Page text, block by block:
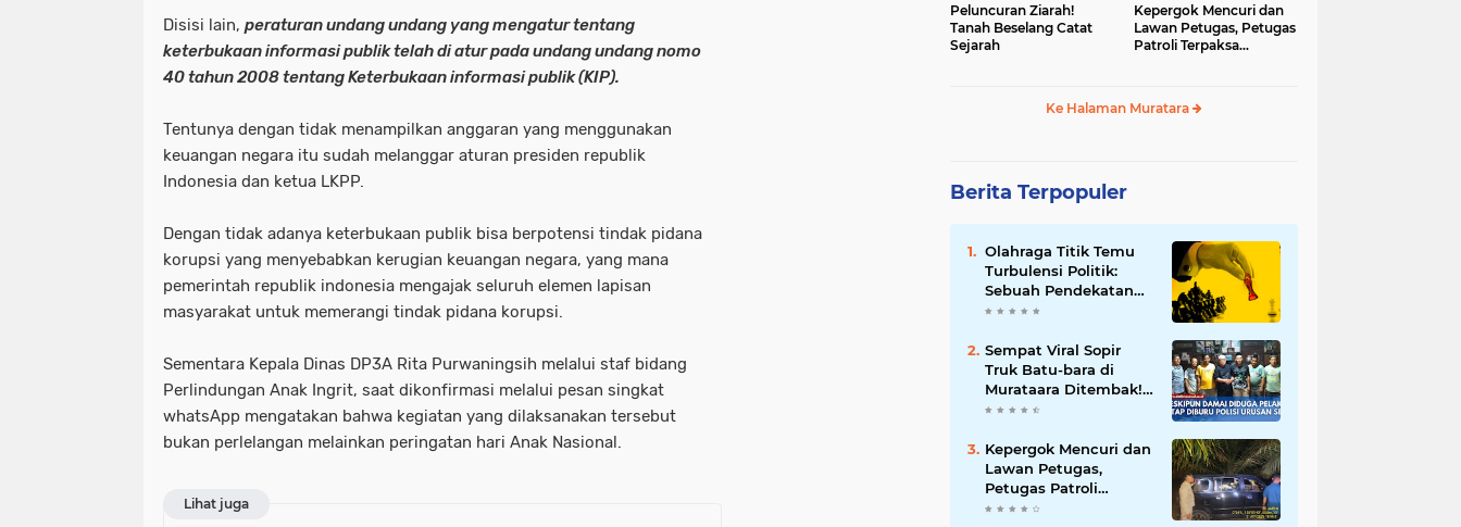
Disisi lain, peraturan undang undang yang mengatur tentang
keterbukaan informasi publik telah di atur pada undang undang nomo
40 tahun 2008 tentang Keterbukaan informasi publik (KIP).
Tentunya dengan tidak menampilkan anggaran yang menggunakan
keuangan negara itu sudah melanggar aturan presiden republik
Indonesia dan ketua LKPP.
Dengan tidak adanya keterbukaan publik bisa berpotensi tindak pidana
korupsi yang menyebabkan kerugian keuangan negara, yang mana
pemerintah republik indonesia mengajak seluruh elemen lapisan
masyarakat untuk memerangi tindak pidana korupsi.
Sementara Kepala Dinas DP3A Rita Purwaningsih melalui staf bidang
Perlindungan Anak Ingrit, saat dikonfirmasi melalui pesan singkat
whatsApp mengatakan bahwa kegiatan yang dilaksanakan tersebut
bukan perlelangan melainkan peringatan hari Anak Nasional.
Lihat juga
Peluncuran Ziarah!
Tanah Beselang Catat
Sejarah
Kepergok Mencuri dan
Lawan Petugas, Petugas
Patroli Terpaksa
Ke Halaman Muratara
Berita Terpopuler
Olahraga Titik Temu
Turbulensi Politik:
Sebuah Pendekatan
Batalnya Tuan Rumah
Sempat Viral Sopir
Truk Batu-bara di
Murataara Ditembak!
Namun Dikabarkan
Kepergok Mencuri dan
Lawan Petugas,
Petugas Patroli
Terpaksa Lumpuhkan